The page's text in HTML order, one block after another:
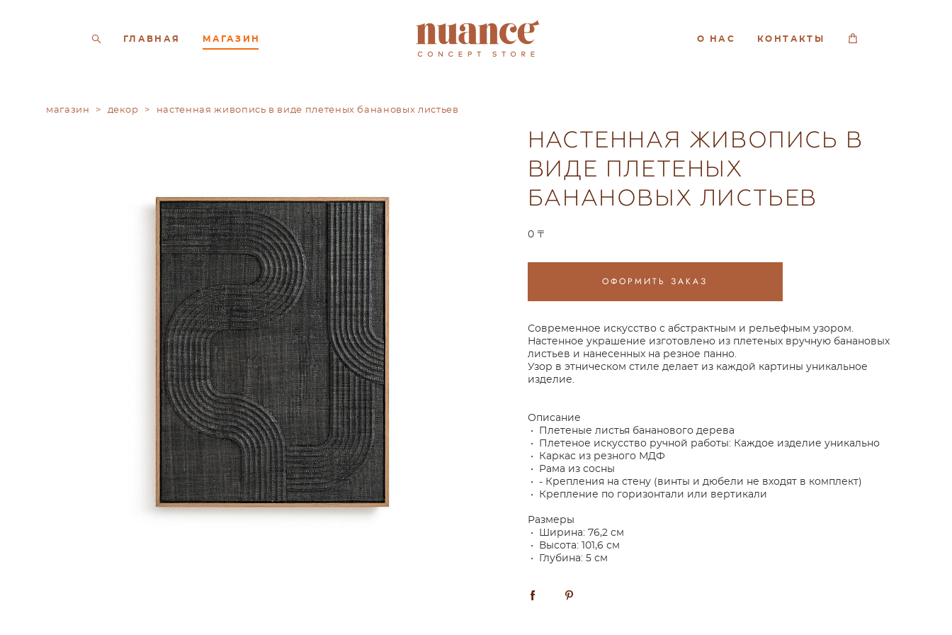
ГЛАВНАЯ МАГАЗИН О НАС КОНТАКТЫ
магазин > декор > настенная живопись в виде плетеных банановых листьев
НАСТЕННАЯ ЖИВОПИСЬ В
ВИДЕ ПЛЕТЕНЫХ
БАНАНОВЫХ ЛИСТЬЕВ
0 〒
ОФОРМИТЬ ЗАКАЗ
Современное искусство с абстрактным и рельефным узором.
Настенное украшение изготовлено из плетеных вручную банановых
листьев и нанесенных на резное панно.
Узор в этническом стиле делает из каждой картины уникальное
изделие.
Описание
• Плетеные листья бананового дерева
• Плетеное искусство ручной работы: Каждое изделие уникально
• Каркас из резного МДФ
• Рама из сосны
• - Крепления на стену (винты и дюбели не входят в комплект)
• Крепление по горизонтали или вертикали
Размеры
• Ширина: 76,2 см
• Высота: 101,6 см
• Глубина: 5 см